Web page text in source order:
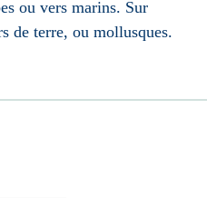
ou vers marins. Sur
de terre, ou mollusques.